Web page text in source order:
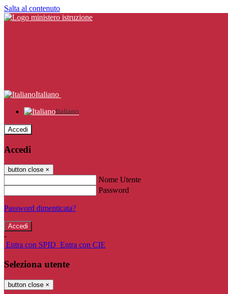
Salta al contenuto
Italiano
Italiano
Accedi
Accedi
button close ×
Nome Utente
Password
Password dimenticata?
-
Entra con SPID Entra con CIE
Seleziona utente
button close ×